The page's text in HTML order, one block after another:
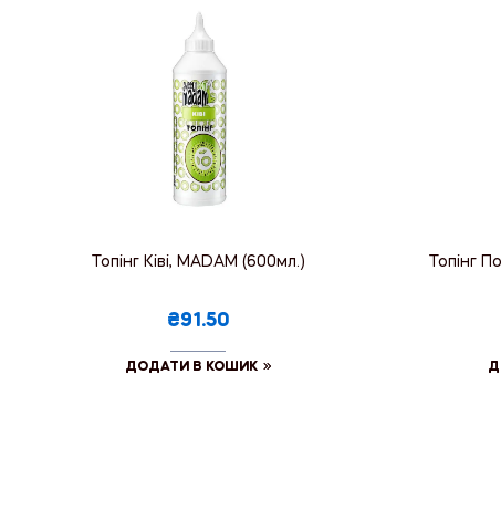
Топінг Ківі, MADAM (600мл.)
₴91.50
ДОДАТИ В КОШИК
Топінг